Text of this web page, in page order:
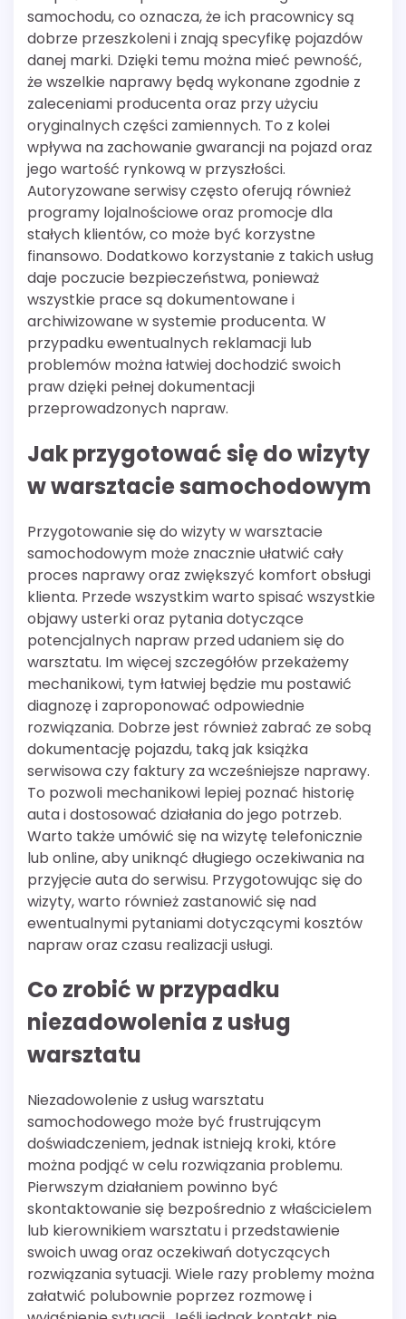
samochodu, co oznacza, że ich pracownicy są
dobrze przeszkoleni i znają specyfikę pojazdów
danej marki. Dzięki temu można mieć pewność,
że wszelkie naprawy będą wykonane zgodnie z
zaleceniami producenta oraz przy użyciu
oryginalnych części zamiennych. To z kolei
wpływa na zachowanie gwarancji na pojazd oraz
jego wartość rynkową w przyszłości.
Autoryzowane serwisy często oferują również
programy lojalnościowe oraz promocje dla
stałych klientów, co może być korzystne
finansowo. Dodatkowo korzystanie z takich usług
daje poczucie bezpieczeństwa, ponieważ
wszystkie prace są dokumentowane i
archiwizowane w systemie producenta. W
przypadku ewentualnych reklamacji lub
problemów można łatwiej dochodzić swoich
praw dzięki pełnej dokumentacji
przeprowadzonych napraw.
Jak przygotować się do wizyty
w warsztacie samochodowym
Przygotowanie się do wizyty w warsztacie
samochodowym może znacznie ułatwić cały
proces naprawy oraz zwiększyć komfort obsługi
klienta. Przede wszystkim warto spisać wszystkie
objawy usterki oraz pytania dotyczące
potencjalnych napraw przed udaniem się do
warsztatu. Im więcej szczegółów przekażemy
mechanikowi, tym łatwiej będzie mu postawić
diagnozę i zaproponować odpowiednie
rozwiązania. Dobrze jest również zabrać ze sobą
dokumentację pojazdu, taką jak książka
serwisowa czy faktury za wcześniejsze naprawy.
To pozwoli mechanikowi lepiej poznać historię
auta i dostosować działania do jego potrzeb.
Warto także umówić się na wizytę telefonicznie
lub online, aby uniknąć długiego oczekiwania na
przyjęcie auta do serwisu. Przygotowując się do
wizyty, warto również zastanowić się nad
ewentualnymi pytaniami dotyczącymi kosztów
napraw oraz czasu realizacji usługi.
Co zrobić w przypadku
niezadowolenia z usług
warsztatu
Niezadowolenie z usług warsztatu
samochodowego może być frustrującym
doświadczeniem, jednak istnieją kroki, które
można podjąć w celu rozwiązania problemu.
Pierwszym działaniem powinno być
skontaktowanie się bezpośrednio z właścicielem
lub kierownikiem warsztatu i przedstawienie
swoich uwag oraz oczekiwań dotyczących
rozwiązania sytuacji. Wiele razy problemy można
załatwić polubownie poprzez rozmowę i